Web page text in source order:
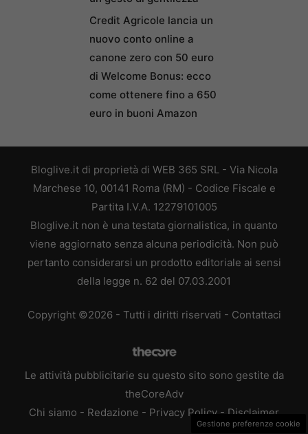
Credit Agricole lancia un
nuovo conto online a
canone zero con 50 euro
di Welcome Bonus: ecco
come ottenere fino a 650
euro in buoni Amazon
Bloglive.it di proprietà di WEB 365 SRL - Via Nicola
Marchese 10, 00141 Roma (RM) - Codice Fiscale e
Partita I.V.A. 12279101005
Bloglive.it non è una testata giornalistica, in quanto
viene aggiornato senza alcuna periodicità. Non può
pertanto considerarsi un prodotto editoriale ai sensi
della legge n. 62 del 07.03.2001
Copyright ©2026 - Tutti i diritti riservati - Contattaci
Le attività pubblicitarie su questo sito sono gestite da
theCoreAdv
Chi siamo - Redazione - Privacy Policy - Disclaimer
Gestione preferenze cookie